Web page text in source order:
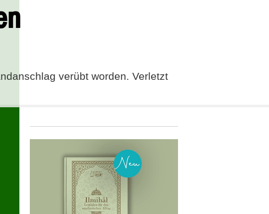
verübt worden. Verletzt